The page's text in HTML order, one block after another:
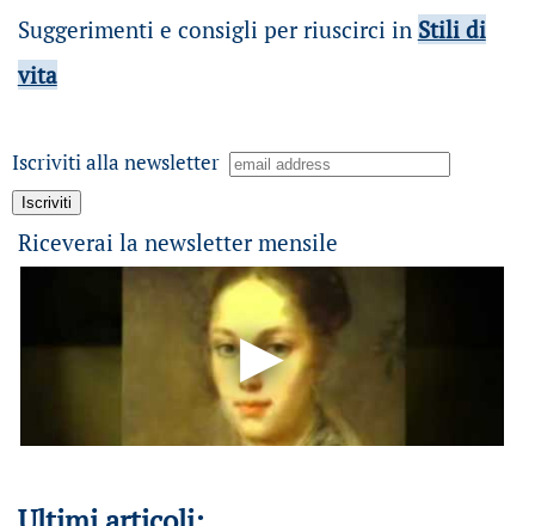
Suggerimenti e consigli per riuscirci in Stili di
vita
Iscriviti alla newsletter
Riceverai la newsletter mensile